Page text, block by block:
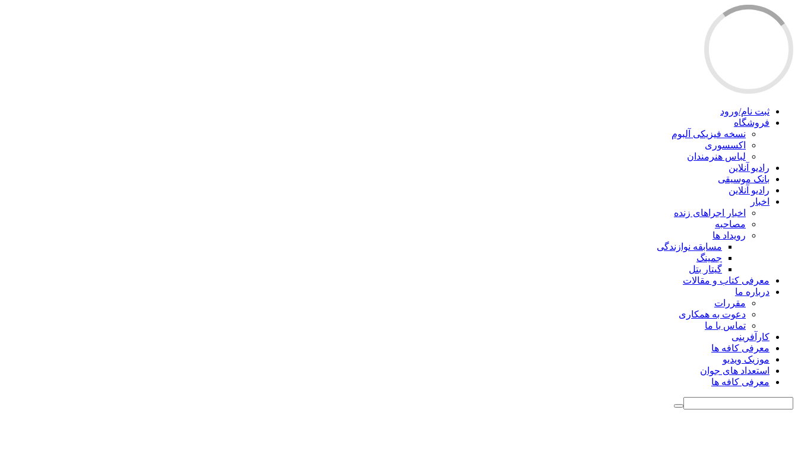
ثبت نام/ورود
فروشگاه
نسخه فیزیکی آلبوم
اکسسوری
لباس هنرمندان
رادیو آنلاین
بانک موسیقی
رادیو آنلاین
اخبار
اخبار اجراهای زنده
مصاحبه
رویداد ها
مسابقه نوازندگی
جمینگ
گیتار بتل
معرفی کتاب و مقالات
درباره ما
مقررات
دعوت به همکاری
تماس با ما
کارآفرینی
معرفی کافه ها
موزیک ویدیو
استعداد های جوان
معرفی کافه ها